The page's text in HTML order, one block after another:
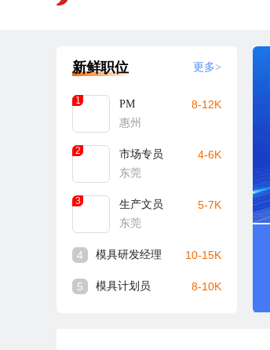
新鲜职位 更多>
1
PM
惠州
8-12K
2
市场专员
东莞
4-6K
3
生产文员
东莞
5-7K
4 模具研发经理 10-15K
5 模具计划员 8-10K